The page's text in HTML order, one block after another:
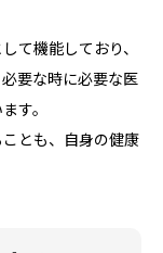
て機能しており、
要な時に必要な医
す。
とも、自身の健康